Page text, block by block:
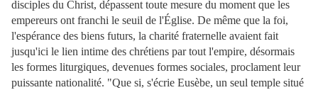
disciples du Christ, dépassent toute mesure du moment que les
empereurs ont franchi le seuil de l'Église. De même que la foi,
l'espérance des biens futurs, la charité fraternelle avaient fait
jusqu'ici le lien intime des chrétiens par tout l'empire, désormais
les formes liturgiques, devenues formes sociales, proclament leur
puissante nationalité. "Que si, s'écrie Eusèbe, un seul temple situé